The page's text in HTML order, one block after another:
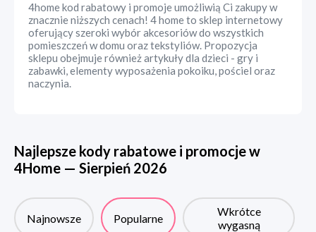
4home kod rabatowy i promoje umożliwią Ci zakupy w
znacznie niższych cenach! 4 home to sklep internetowy
oferujący szeroki wybór akcesoriów do wszystkich
pomieszczeń w domu oraz tekstyliów. Propozycja
sklepu obejmuje również artykuły dla dzieci - gry i
zabawki, elementy wyposażenia pokoiku, pościel oraz
naczynia.
Najlepsze kody rabatowe i promocje w
4Home — Sierpień 2026
Najnowsze Popularne
Wkrótce
wygasną